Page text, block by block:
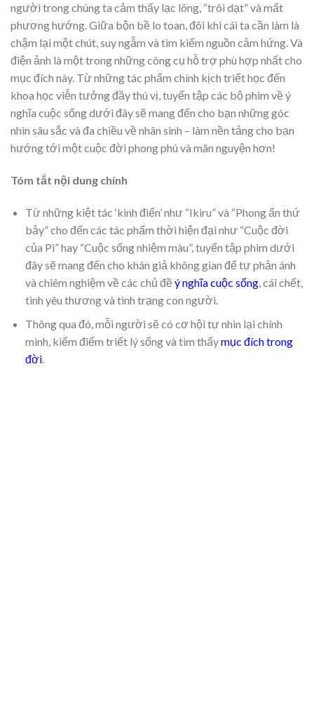
người trong chúng ta cảm thấy lạc lõng, “trôi dạt” và mất
phương hướng. Giữa bộn bề lo toan, đôi khi cái ta cần làm là
chậm lại một chút, suy ngẫm và tìm kiếm nguồn cảm hứng. Và
điện ảnh là một trong những công cụ hỗ trợ phù hợp nhất cho
mục đích này. Từ những tác phẩm chính kịch triết học đến
khoa học viễn tưởng đầy thú vị, tuyển tập các bộ phim về ý
nghĩa cuộc sống dưới đây sẽ mang đến cho bạn những góc
nhìn sâu sắc và đa chiều về nhân sinh – làm nền tảng cho bạn
hướng tới một cuộc đời phong phú và mãn nguyện hơn!
Tóm tắt nội dung chính
Từ những kiệt tác ‘kinh điển’ như “Ikiru” và “Phong ấn thứ
bảy” cho đến các tác phẩm thời hiện đại như “Cuộc đời
của Pi” hay “Cuộc sống nhiệm màu”, tuyển tập phim dưới
đây sẽ mang đến cho khán giả không gian để tự phản ánh
và chiêm nghiệm về các chủ đề ý nghĩa cuộc sống, cái chết,
tình yêu thương và tình trạng con người.
Thông qua đó, mỗi người sẽ có cơ hội tự nhìn lại chính
mình, kiểm điểm triết lý sống và tìm thấymục đích trong
đời.